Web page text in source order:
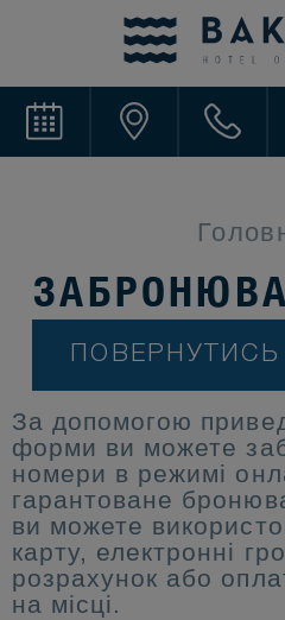
ПОВЕРНУТИСЬ
За допомогою
форми ви можете
номери в режимі
гарантоване
ви можете
карту, електронні
розрахунок або
на місці.